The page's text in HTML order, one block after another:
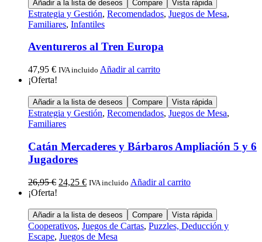
Añadir a la lista de deseos Compare Vista rápida
Estrategia y Gestión, Recomendados, Juegos de Mesa,
Familiares, Infantiles
Aventureros al Tren Europa
47,95 € IVA incluido Añadir al carrito
¡Oferta!
Añadir a la lista de deseos Compare Vista rápida
Estrategia y Gestión, Recomendados, Juegos de Mesa,
Familiares
Catán Mercaderes y Bárbaros Ampliación 5 y 6
Jugadores
26,95€ 24,25 € IVA incluido Añadir al carrito
¡Oferta!
Añadir a la lista de deseos Compare Vista rápida
Cooperativos, Juegos de Cartas, Puzzles, Deducción y
Escape, Juegos de Mesa